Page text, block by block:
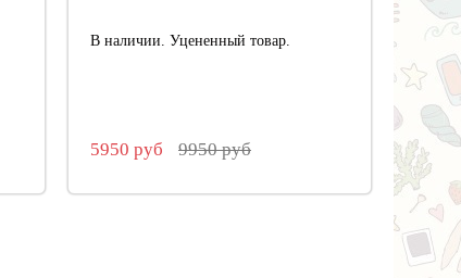
В наличии. Уцененный товар.
5950 руб 9950 руб